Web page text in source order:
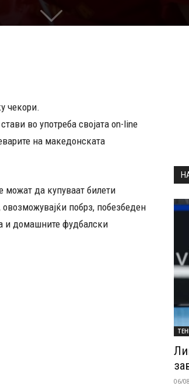
чекори.
во употреба својата on-line
на македонската
да купуваат билети
овозможувајќи побрз, побезбеден
и домашните фудбалски
06/